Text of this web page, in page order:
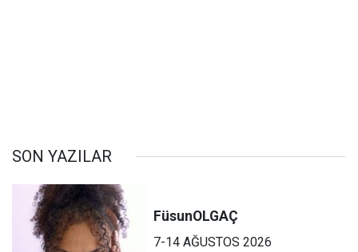
SON YAZILAR
FüsunOLGAÇ
7-14 AĞUSTOS 2026